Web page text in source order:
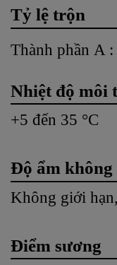
Tỷ lệ trộn
Thành phần A
Nhiệt độ môi
+5 đến 35 °C
Độ ẩm
Không giới
Điểm sương